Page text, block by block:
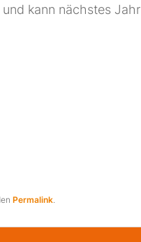
kann nächstes Jahr
Permalink